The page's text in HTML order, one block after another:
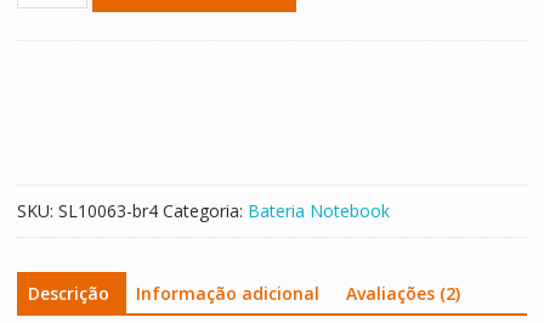
SKU: SL10063-br4 Categoria: Bateria Notebook
Descrição Informação adicional Avaliações (2)